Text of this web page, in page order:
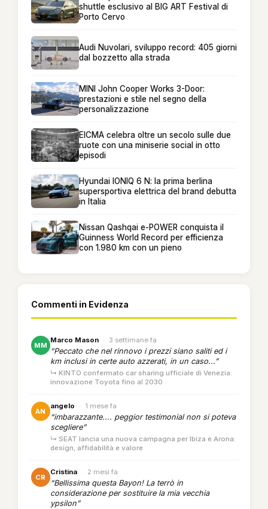
shuttle esclusivo al BIG ART Festival di
Porto Cervo
Audi Nuvolari, sviluppo record: 405 giorni
dal bozzetto alla strada
MINI John Cooper Works 3-Door:
prestazioni e stile nel segno della
personalizzazione
EICMA celebra oltre un secolo sulle due
ruote con una miniserie social in otto
episodi
Hyundai IONIQ 6 N: la prima berlina
supersportiva elettrica del brand debutta
in Italia
Nissan Qashqai e-POWER conquista il
Guinness World Record per efficienza
con 1.980 km con un pieno
Commenti in Evidenza
MM
Marco Mason · 3 settimane fa
“Peccato che nel rinnovo i prezzi siano saliti ed i
km inclusi in certe auto azzerati, in un caso...”
↳ KINTO confermato car sharing ufficiale di Venezia:
innovazione Toyota fino al 2030
AN
angelo · 1 mese fa
“imbarazzante.... peggior testimonial non si poteva
scegliere”
↳ SEAT lancia una nuova campagna per Ibiza e Arona:
design, affidabilità e valore
CR
Cristina · 2 mesi fa
“Bellissima questa Bayon! La terrò in
considerazione per sostituire la mia vecchia
ypsilon”